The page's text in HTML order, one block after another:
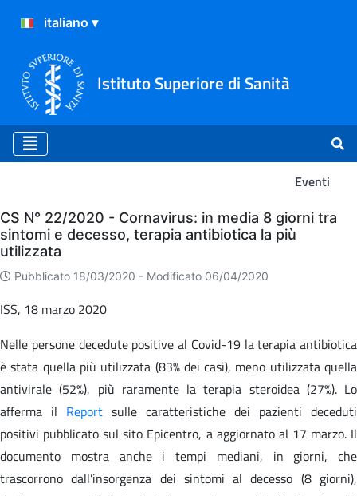
Istituto Superiore di Sanità
Eventi
Eventi
CS N° 22/2020 - Cornavirus: in media 8 giorni tra
sintomi e decesso, terapia antibiotica la più
utilizzata
Pubblicato 18/03/2020 - Modificato 06/04/2020
ISS, 18 marzo 2020
Nelle persone decedute positive al Covid-19 la terapia antibiotica
è stata quella più utilizzata (83% dei casi), meno utilizzata quella
antivirale (52%), più raramente la terapia steroidea (27%). Lo
afferma il Report sulle caratteristiche dei pazienti deceduti
positivi pubblicato sul sito Epicentro, a aggiornato al 17 marzo. Il
documento mostra anche i tempi mediani, in giorni, che
trascorrono dall’insorgenza dei sintomi al decesso (8 giorni),